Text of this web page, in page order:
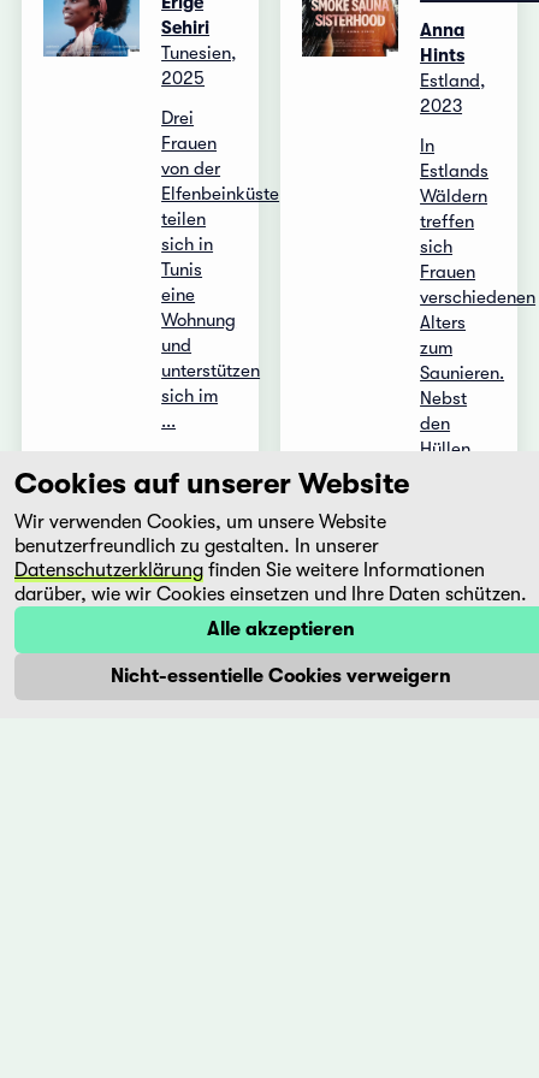
Sehiri
Tunesien,
2025
Drei
Frauen
von der
Elfenbeinküste
teilen
sich in
Tunis
eine
Wohnung
und
unterstützen
sich im
...
Mehr
Anna
Hints
Estland,
2023
In
Estlands
Wäldern
treffen
sich
Frauen
verschiedenen
Alters
zum
Saunieren.
Nebst
den
Hüllen
Impressum
Cookies auf unserer Website
Wir verwenden Cookies, um unsere Website
benutzerfreundlich zu gestalten. In unserer
Datenschutzerklärung finden Sie weitere Informationen
darüber, wie wir Cookies einsetzen und Ihre Daten schützen.
Alle akzeptieren
Nicht-essentielle Cookies verweigern